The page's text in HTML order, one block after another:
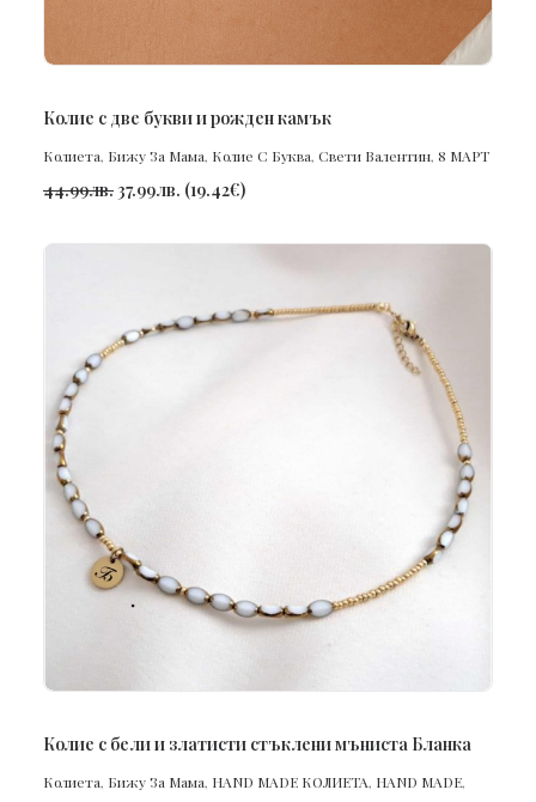
ПОРЪЧАЙ
Колие с две букви и рожден камък
Колиета, Бижу За Мама, Колие С Буква, Свети Валентин, 8 МАРТ
44.99лв. 37.99лв. (19.42€)
ПОРЪЧАЙ
Колие с бели и златисти стъклени мъниста Бланка
Колиета, Бижу За Мама, HAND MADE КОЛИЕТА, HAND MADE,